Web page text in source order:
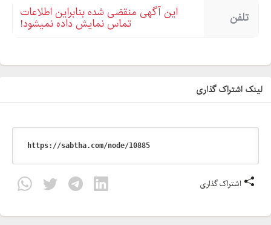
تلفن این آگهی منقضی شده بنابراین اطلاعات
تماس نمایش داده نمیشود!
لینک اشتراک گذاری
اشتراک گذاری